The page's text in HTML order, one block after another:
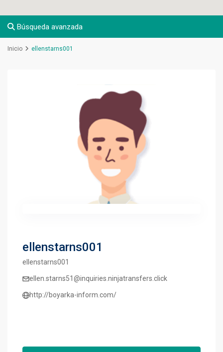
Búsqueda avanzada
Inicio ellenstarns001
ellenstarns001
ellenstarns001
ellen.starns51@inquiries.ninjatransfers.click
http://boyarka-inform.com/